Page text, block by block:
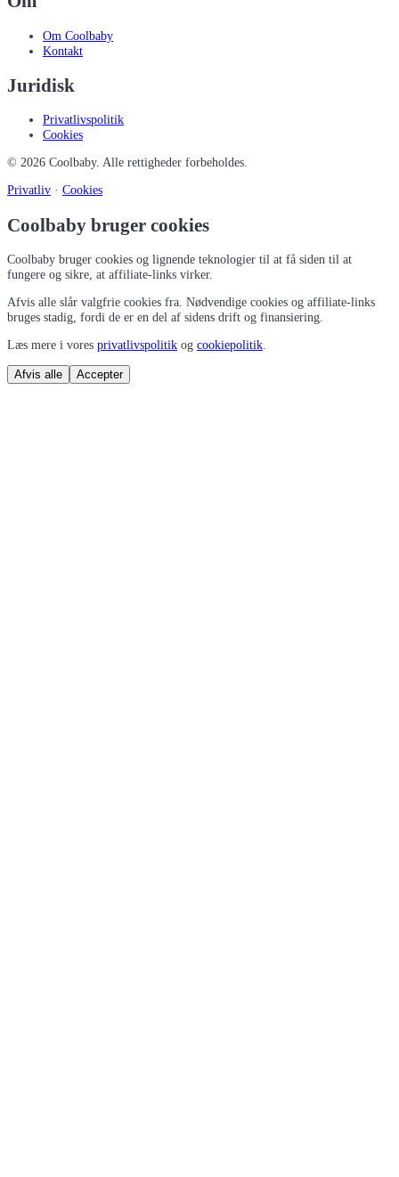
Om Coolbaby
Kontakt
Juridisk
Privatlivspolitik
Cookies
© 2026 Coolbaby. Alle rettigheder forbeholdes.
Privatliv · Cookies
Coolbaby bruger cookies
Coolbaby bruger cookies og lignende teknologier til at få siden til at
fungere og sikre, at affiliate-links virker.
Afvis alle slår valgfrie cookies fra. Nødvendige cookies og affiliate-links
bruges stadig, fordi de er en del af sidens drift og finansiering.
Læs mere i vores privatlivspolitik og cookiepolitik.
Afvis alle Accepter